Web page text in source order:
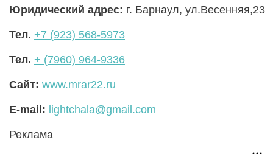
Юридический адрес: г. Барнаул, ул.Весенняя,23
Тел. +7 (923) 568-5973
Тел. + (7960) 964-9336
Сайт: www.mrar22.ru
E-mail: lightchala@gmail.com
Реклама